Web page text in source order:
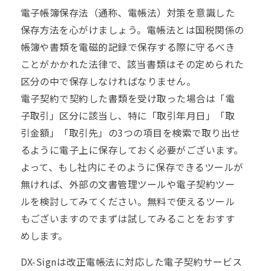
電子帳簿保存法（通称、電帳法）対策を意識した
保存方法を心がけましょう。電帳法とは国税関係の
帳簿や書類を電磁的記録で保存する際に守るべき
ことがかかれた法律で、該当書類はその定められた
区分の中で保存しなければなりません。
電子契約で契約した書類を受け取った場合は「電
子取引」区分に該当し、特に「取引年月日」「取
引金額」「取引先」の3つの項目を検索で取り出せ
るように電子上に保存しておく必要がございます。
よって、もし社内にそのように保存できるツールが
無ければ、外部の文書管理ツールや電子契約ツー
ルを検討してみてください。無料で使えるツール
もございますのでまずは試してみることをおすす
めします。
DX-Signは改正電帳法に対応した電子契約サービス